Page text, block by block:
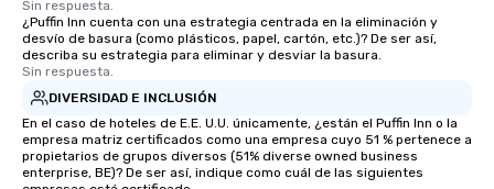
Sin respuesta.
¿Puffin Inn cuenta con una estrategia centrada en la eliminación y
desvío de basura (como plásticos, papel, cartón, etc.)? De ser así,
describa su estrategia para eliminar y desviar la basura.
Sin respuesta.
DIVERSIDAD E INCLUSIÓN
En el caso de hoteles de E.E. U.U. únicamente, ¿están el Puffin Inn o la
empresa matriz certificados como una empresa cuyo 51 % pertenece a
propietarios de grupos diversos (51% diverse owned business
enterprise, BE)? De ser así, indique como cuál de las siguientes